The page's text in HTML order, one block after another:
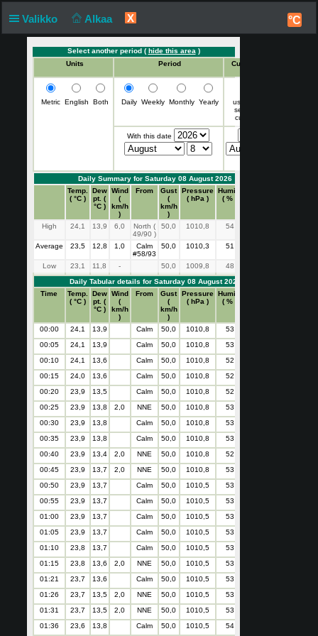
Valikko Alkaa X °C